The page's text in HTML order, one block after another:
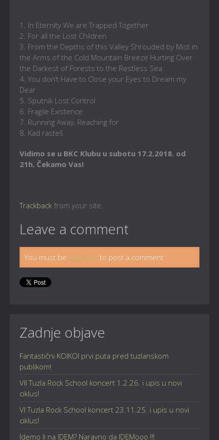
1. In Eternity We are Trapped Together
2. For all the Lost Children
3. From the Depths of this Valley Shrouded by Mist in
the Arms of the Cold Mountain Breeze Hurting Over
the Darkest of Forests to the Restless Sea
4. You don’t Have to Close your Eyes to Dream my
Dear
5. Sputnik Lost Control
6. Fragile Existence
7. Running Away, Reaching for
8. Kad rasteš
Vidimo se u BKC Klubu u subotu 17.2.2018. od
21h. Čekamo Vas!
Trackback from your site.
Leave a comment
You must be logged in to post a comment.
Zadnje objave
Fantastični KOIKOI prvi puta pred tuzlanskom
publikom!
VII Tuzla Rock School koncert 1.2.26. i upis u novi
ciklus!
VI Tuzla Rock School koncert 23.11.25. i upis u novi
ciklus!
Idemo li na IDEM? Naravno da IDEMooo !!!